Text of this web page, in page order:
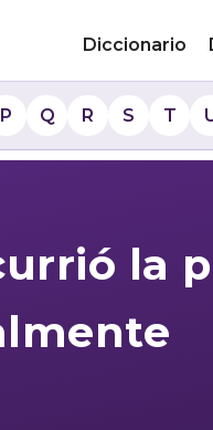
Diccionario
P Q R S T
la